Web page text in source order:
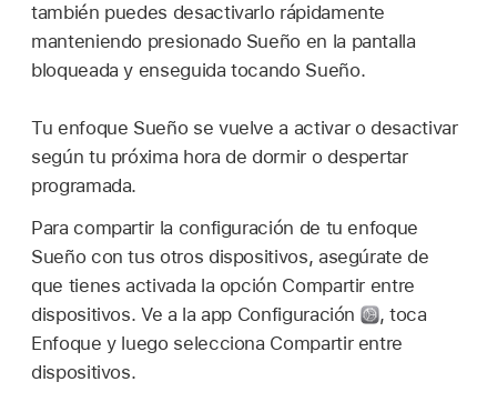
también puedes desactivarlo rápidamente
manteniendo presionado Sueño en la pantalla
bloqueada y enseguida tocando Sueño.
Tu enfoque Sueño se vuelve a activar o desactivar
según tu próxima hora de dormir o despertar
programada.
Para compartir la configuración de tu enfoque
Sueño con tus otros dispositivos, asegúrate de
que tienes activada la opción Compartir entre
dispositivos. Ve a la app Configuración
,toca
Enfoque y luego selecciona Compartir entre
dispositivos.